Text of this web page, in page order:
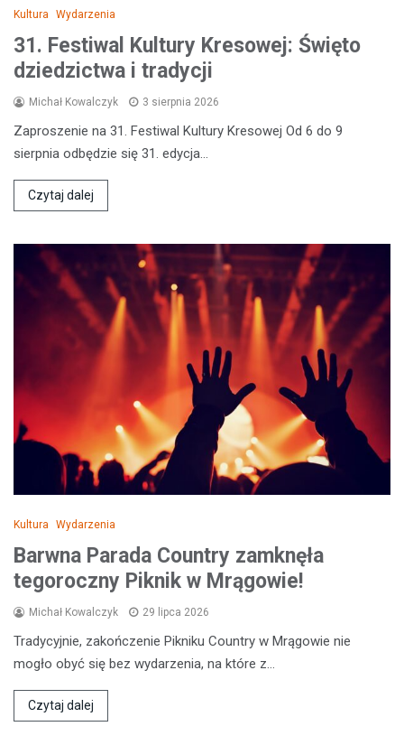
Kultura Wydarzenia
31. Festiwal Kultury Kresowej: Święto
dziedzictwa i tradycji
Michał Kowalczyk 3 sierpnia 2026
Zaproszenie na 31. Festiwal Kultury Kresowej Od 6 do 9
sierpnia odbędzie się 31. edycja…
Czytaj dalej
Kultura Wydarzenia
Barwna Parada Country zamknęła
tegoroczny Piknik w Mrągowie!
Michał Kowalczyk 29 lipca 2026
Tradycyjnie, zakończenie Pikniku Country w Mrągowie nie
mogło obyć się bez wydarzenia, na które z…
Czytaj dalej